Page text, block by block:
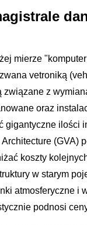
mierze
vetroniką
z
oraz
gigantyczne ilości
(GVA)
koszty
w starym
atmosferyczne i
podnosi